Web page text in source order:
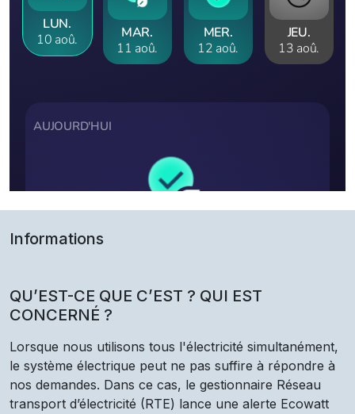
Informations
QU’EST-CE QUE C’EST ? QUI EST
CONCERNÉ ?
Lorsque nous utilisons tous l'électricité simultanément,
le système électrique peut ne pas suffire à répondre à
nos demandes. Dans ce cas, le gestionnaire Réseau
transport d’électricité (RTE) lance une alerte Ecowatt